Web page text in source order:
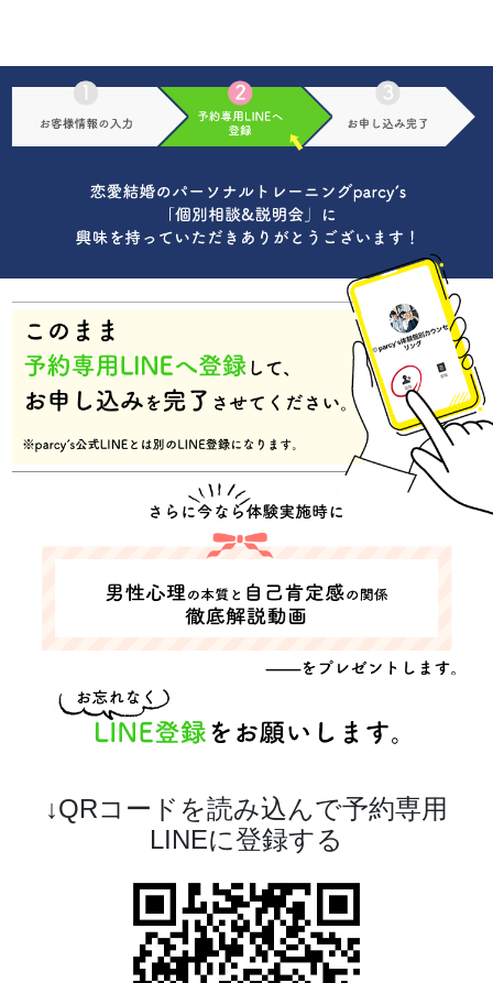
↓QRコードを読み込んで予約専用
LINEに登録する